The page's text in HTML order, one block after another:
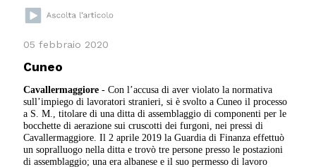
05 febbraio 2020
Cuneo
Cavallermaggiore - Con l’accusa di aver violato la normativa
sull’impiego di lavoratori stranieri, si è svolto a Cuneo il processo
a S. M., titolare di una ditta di assemblaggio di componenti per le
bocchette di aerazione sui cruscotti dei furgoni, nei pressi di
Cavallermaggiore. Il 2 aprile 2019 la Guardia di Finanza effettuò
un sopralluogo nella ditta e trovò tre persone presso le postazioni
di assemblaggio; una era albanese e il suo permesso di lavoro